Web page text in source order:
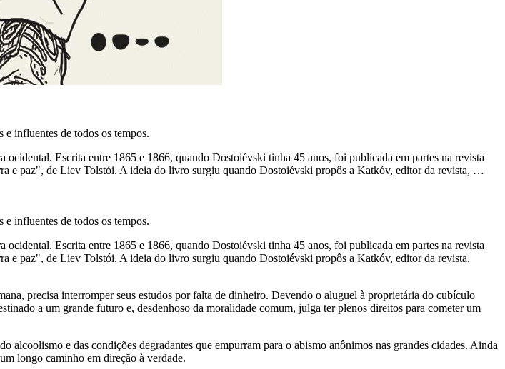
influentes de todos os tempos.
Escrita entre 1865 e 1866, quando Dostoiévski tinha 45 anos, foi publicada em partes na revista
e paz", de Liev Tolstói. A ideia do livro surgiu quando Dostoiévski propôs a Katkóv, editor da revista, …
influentes de todos os tempos.
Escrita entre 1865 e 1866, quando Dostoiévski tinha 45 anos, foi publicada em partes na revista
e paz", de Liev Tolstói. A ideia do livro surgiu quando Dostoiévski propôs a Katkóv, editor da revista,
precisa interromper seus estudos por falta de dinheiro. Devendo o aluguel à proprietária do cubículo
a um grande futuro e, desdenhoso da moralidade comum, julga ter plenos direitos para cometer um
e das condições degradantes que empurram para o abismo anônimos nas grandes cidades. Ainda
longo caminho em direção à verdade.